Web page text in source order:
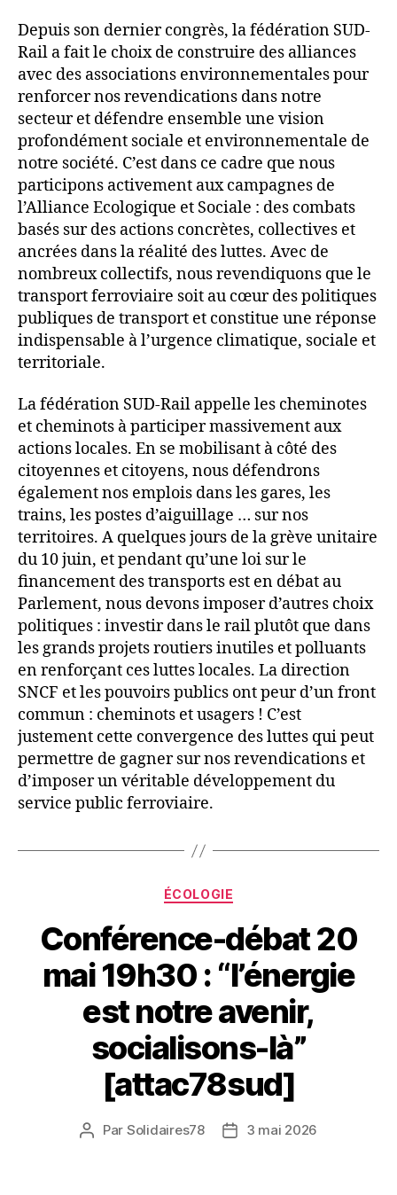
Depuis son dernier congrès, la fédération SUD-
Rail a fait le choix de construire des alliances
avec des associations environnementales pour
renforcer nos revendications dans notre
secteur et défendre ensemble une vision
profondément sociale et environnementale de
notre société. C’est dans ce cadre que nous
participons activement aux campagnes de
l’Alliance Ecologique et Sociale : des combats
basés sur des actions concrètes, collectives et
ancrées dans la réalité des luttes. Avec de
nombreux collectifs, nous revendiquons que le
transport ferroviaire soit au cœur des politiques
publiques de transport et constitue une réponse
indispensable à l’urgence climatique, sociale et
territoriale.
La fédération SUD-Rail appelle les cheminotes
et cheminots à participer massivement aux
actions locales. En se mobilisant à côté des
citoyennes et citoyens, nous défendrons
également nos emplois dans les gares, les
trains, les postes d’aiguillage … sur nos
territoires. A quelques jours de la grève unitaire
du 10 juin, et pendant qu’une loi sur le
financement des transports est en débat au
Parlement, nous devons imposer d’autres choix
politiques : investir dans le rail plutôt que dans
les grands projets routiers inutiles et polluants
en renforçant ces luttes locales. La direction
SNCF et les pouvoirs publics ont peur d’un front
commun : cheminots et usagers ! C’est
justement cette convergence des luttes qui peut
permettre de gagner sur nos revendications et
d’imposer un véritable développement du
service public ferroviaire.
Catégories
ÉCOLOGIE
Conférence-débat 20
mai 19h30 : “l’énergie
est notre avenir,
socialisons-là”
[attac78sud]
Auteur
Par Solidaires78
Date3 mai 2026